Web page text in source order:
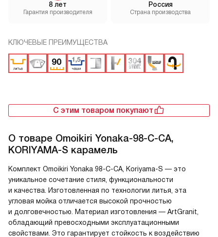
8 лет
Гарантия производителя
Россия
Страна производства
КЛЮЧЕВЫЕ ПРЕИМУЩЕСТВА
С этим товаром покупают
О товаре Omoikiri Yonaka-98-C-CA,
KORIYAMA-S карамель
Комплект Omoikiri Yonaka 98-C-CA, Koriyama-S — это
уникальное сочетание стиля, функциональности
и качества. Изготовленная по технологии литья, эта
угловая мойка отличается высокой прочностью
и долговечностью. Материал изготовления — ArtGranit,
обладающий превосходными эксплуатационными
свойствами. Это гарантирует стойкость к воздействию